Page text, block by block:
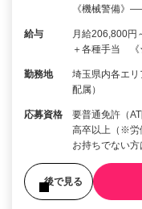
《機械警備》
給与
月給206,800円
＋各種手当
勤務地
埼玉県内各エ
配属）
応募資格
要普通免許（
高卒以上（※労
お持ちでない方
後で見る